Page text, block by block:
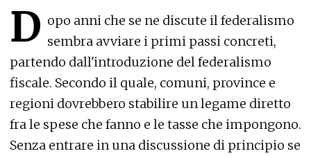
D opo anni che se ne discute il federalismo
sembra avviare i primi passi concreti,
partendo dall'introduzione del federalismo
fiscale. Secondo il quale, comuni, province e
regioni dovrebbero stabilire un legame diretto
fra le spese che fanno e le tasse che impongono.
Senza entrare in una discussione di principio se